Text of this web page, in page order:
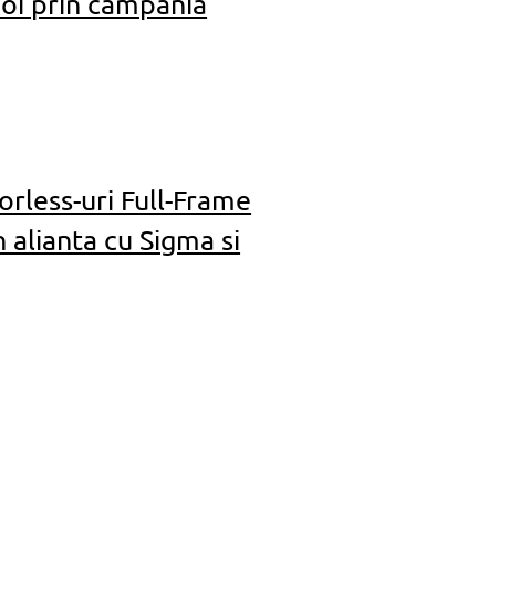
uri Full-Frame
cu Sigma si